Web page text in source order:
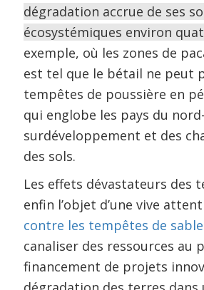
dégradation accrue de ses
écosystémiques environ
exemple, où les zones de
est tel que le bétail ne peut
tempêtes de poussière en
qui englobe les pays du
surdéveloppement et des
des sols.
Les effets dévastateurs des
enfin l’objet d’une vive
contre les tempêtes de
canaliser des ressources au
financement de projets